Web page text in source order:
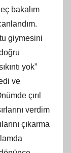
bakalım
giymesini
yok”
ve
çırıl
verdim
çıkarma